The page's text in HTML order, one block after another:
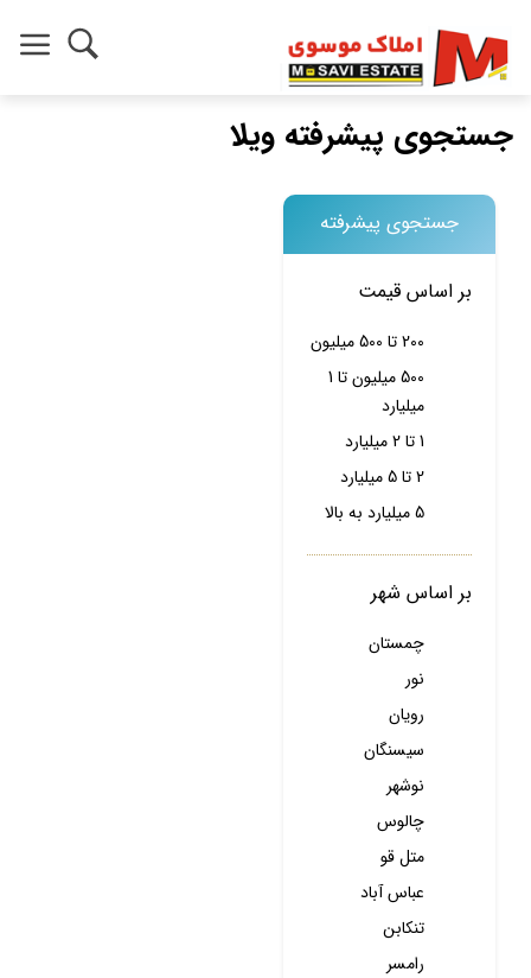
جستجوی پیشرفته ویلا
جستجوی پیشرفته
بر اساس قیمت
200 تا 500 میلیون
500 میلیون تا 1
میلیارد
1 تا 2 میلیارد
2 تا 5 میلیارد
5 میلیارد به بالا
بر اساس شهر
چمستان
نور
رویان
سیسنگان
نوشهر
چالوس
متل قو
عباس آباد
تنکابن
رامسر